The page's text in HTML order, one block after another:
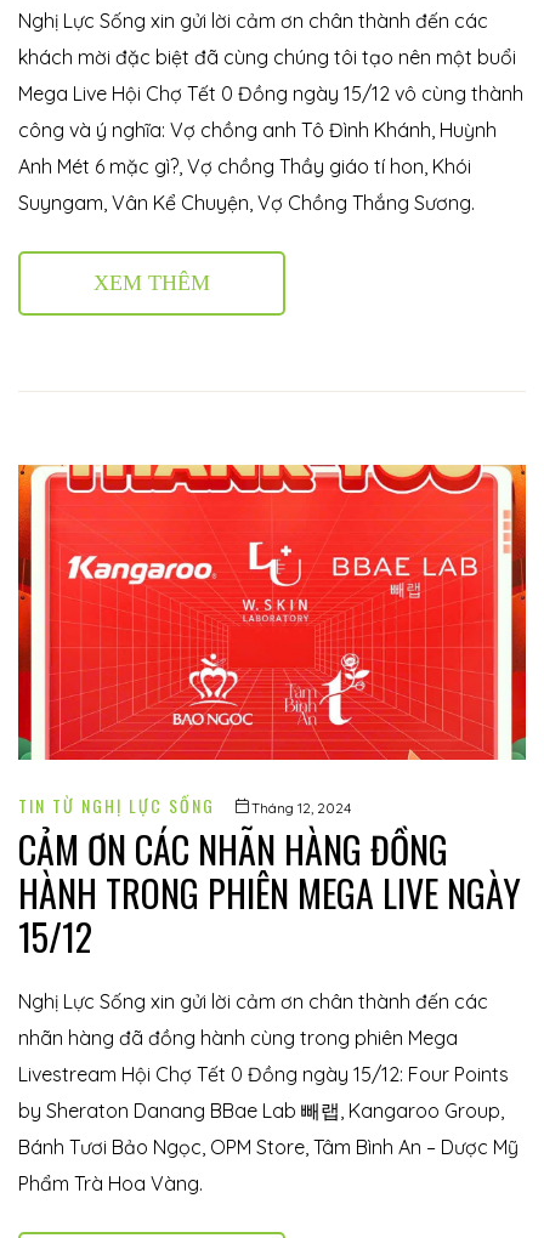
Nghị Lực Sống xin gửi lời cảm ơn chân thành đến các
khách mời đặc biệt đã cùng chúng tôi tạo nên một buổi
Mega Live Hội Chợ Tết 0 Đồng ngày 15/12 vô cùng thành
công và ý nghĩa: Vợ chồng anh Tô Đình Khánh, Huỳnh
Anh Mét 6 mặc gì?, Vợ chồng Thầy giáo tí hon, Khói
Suyngam, Vân Kể Chuyện, Vợ Chồng Thắng Sương.
XEM THÊM
TIN TỪ NGHỊ LỰC SỐNG Tháng 12, 2024
CẢM ƠN CÁC NHÃN HÀNG ĐỒNG
HÀNH TRONG PHIÊN MEGA LIVE NGÀY
15/12
Nghị Lực Sống xin gửi lời cảm ơn chân thành đến các
nhãn hàng đã đồng hành cùng trong phiên Mega
Livestream Hội Chợ Tết 0 Đồng ngày 15/12: Four Points
by Sheraton Danang BBae Lab 빼랩, Kangaroo Group,
Bánh Tươi Bảo Ngọc, OPM Store, Tâm Bình An – Dược Mỹ
Phẩm Trà Hoa Vàng.